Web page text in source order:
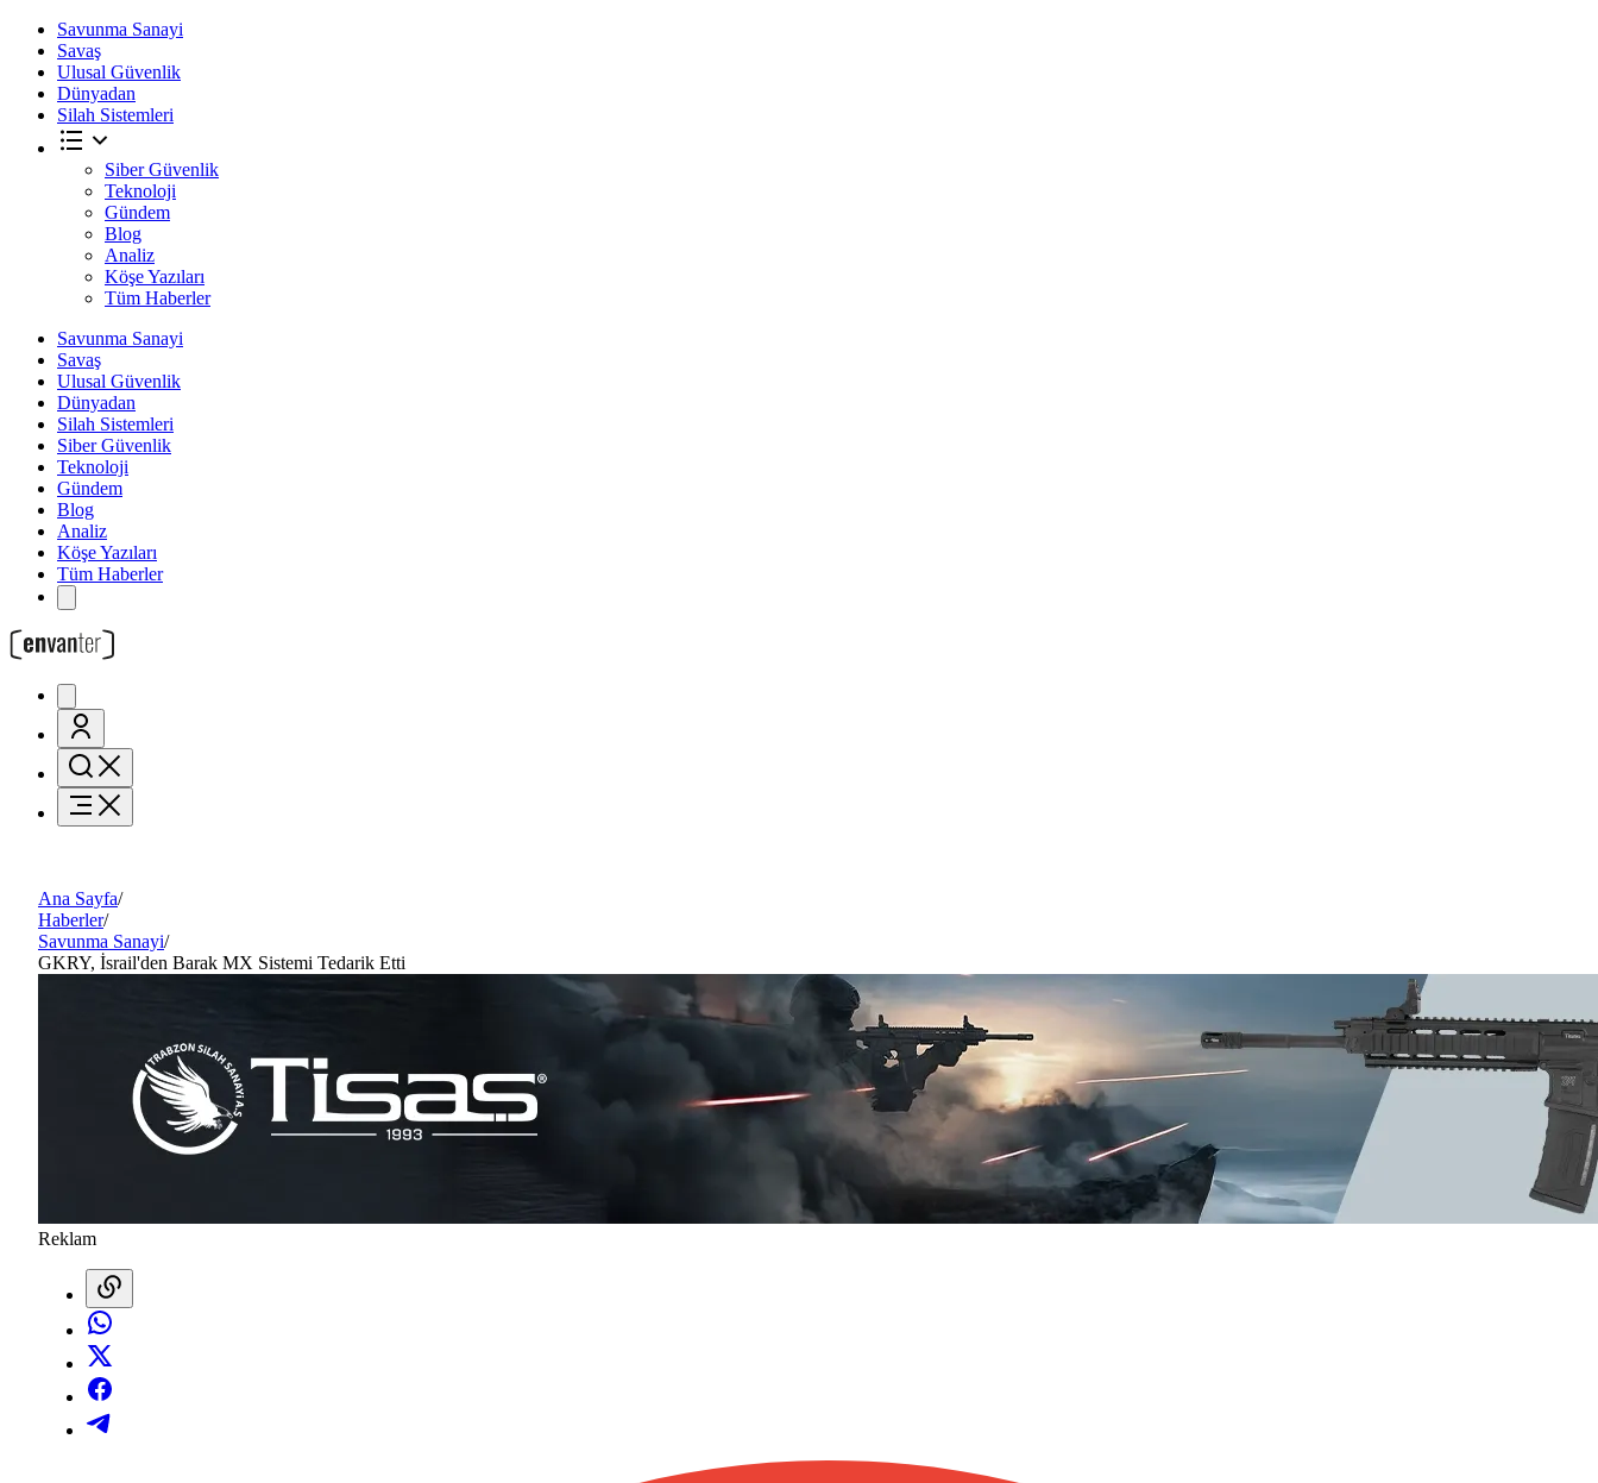
Savunma Sanayi
Savaş
Ulusal Güvenlik
Dünyadan
Silah Sistemleri
Siber Güvenlik
Teknoloji
Gündem
Blog
Analiz
Köşe Yazıları
Tüm Haberler
Savunma Sanayi
Savaş
Ulusal Güvenlik
Dünyadan
Silah Sistemleri
Siber Güvenlik
Teknoloji
Gündem
Blog
Analiz
Köşe Yazıları
Tüm Haberler
Ana Sayfa/
Haberler/
Savunma Sanayi/
GKRY, İsrail'den Barak MX Sistemi Tedarik Etti
Reklam